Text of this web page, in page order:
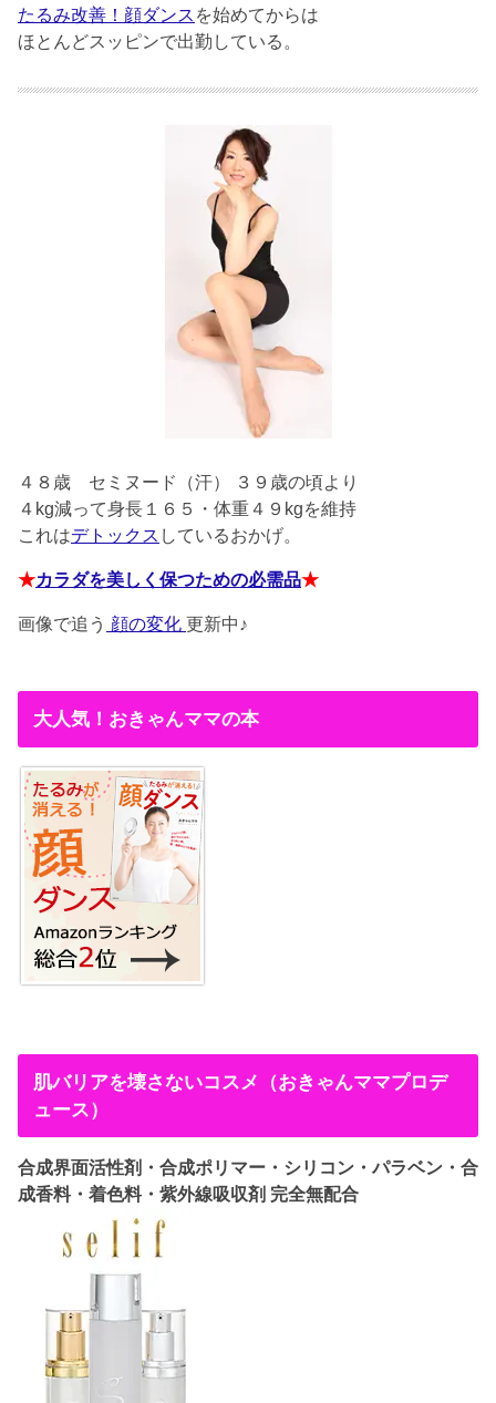
たるみ改善！顔ダンス を始めてからは
ほとんどスッピンで出勤している。
４８歳 セミヌード（汗） ３９歳の頃より
４kg減って身長１６５・体重４９kgを維持
これはデトックス しているおかげ。
★カラダを美しく保つための必需品★
画像で追う 顔の変化 更新中♪
大人気！おきゃんママの本
肌バリアを壊さないコスメ（おきゃんママプロデ
ュース）
合成界面活性剤・合成ポリマー・シリコン・パラベン・合
成香料・着色料・紫外線吸収剤 完全無配合